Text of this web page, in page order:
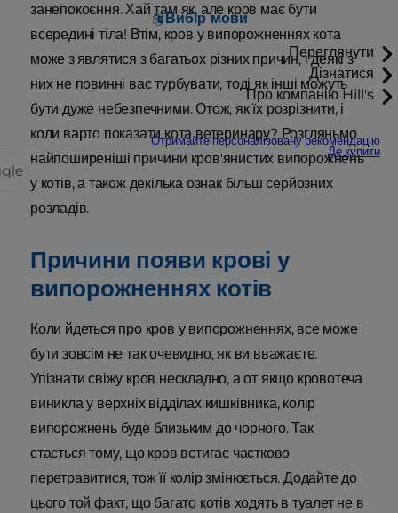
Вибір мови
Переглянути
Дізнатися
Про компанію Hill's
Отримайте персоналізовану рекомендацію
Де купити
занепокоєння. Хай там як, але кров має бути
всередині тіла! Втім, кров у випорожненнях кота
може з'являтися з багатьох різних причин, і деякі з
них не повинні вас турбувати, тоді як інші можуть
бути дуже небезпечними. Отож, як їх розрізнити, і
коли варто показати кота ветеринару? Розгляньмо
найпоширеніші причини кров'янистих випорожнень
у котів, а також декілька ознак більш серйозних
розладів.
Причини появи крові у
випорожненнях котів
Коли йдеться про кров у випорожненнях, все може
бути зовсім не так очевидно, як ви вважаєте.
Упізнати свіжу кров нескладно, а от якщо кровотеча
виникла у верхніх відділах кишківника, колір
випорожнень буде близьким до чорного. Так
стається тому, що кров встигає частково
перетравитися, тож її колір змінюється. Додайте до
цього той факт, що багато котів ходять в туалет не в